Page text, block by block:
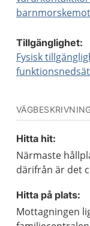
Tillgänglighet:
Fysisk
Hitta hit:
Närmaste
därifrån är det
Hitta på plats:
Mottagningen